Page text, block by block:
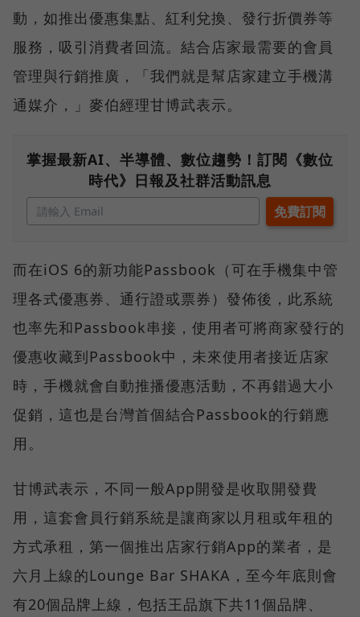
動，如推出優惠集點、紅利兌換、發行折價券等
服務，吸引消費者回流。結合店家最需要的會員
管理與行銷推廣，「我們就是幫店家建立手機溝
通媒介，」麥伯經理甘博武表示。
掌握最新AI、半導體、數位趨勢！訂閱《數位
時代》日報及社群活動訊息
而在iOS 6的新功能Passbook（可在手機集中管
理各式優惠券、通行證或票券）發佈後，此系統
也率先和Passbook串接，使用者可將商家發行的
優惠收藏到Passbook中，未來使用者接近店家
時，手機就會自動推播優惠活動，不再錯過大小
促銷，這也是台灣首個結合Passbook的行銷應
用。
甘博武表示，不同一般App開發是收取開發費
用，這套會員行銷系統是讓商家以月租或年租的
方式承租，第一個推出店家行銷App的業者，是
六月上線的Lounge Bar SHAKA，至今年底則會
有20個品牌上線，包括王品旗下共11個品牌、